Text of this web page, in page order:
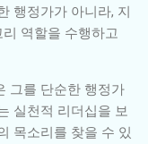
행정가가 아니라, 지
역할을 수행하고
그를 단순한 행정가
실천적 리더십을 보
목소리를 찾을 수 있